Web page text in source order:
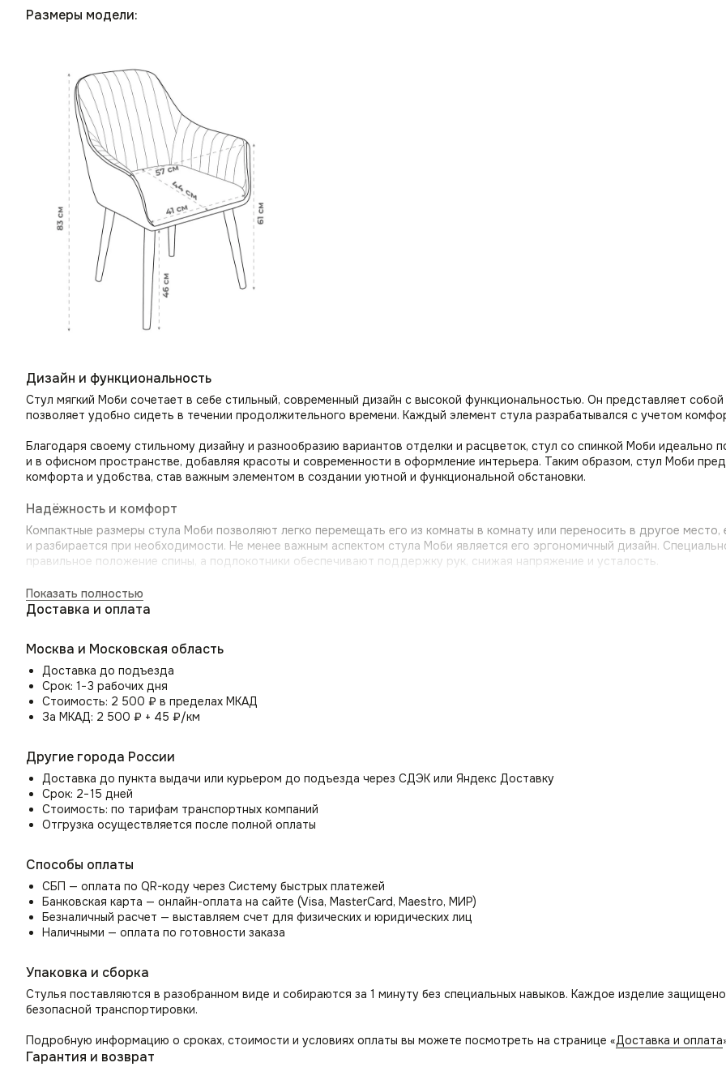
Размеры модели:
Дизайн и функциональность
Стул мягкий Моби сочетает в себе стильный, современный дизайн с высокой функциональностью. Он представляет
позволяет удобно сидеть в течении продолжительного времени. Каждый элемент стула разрабатывался с учетом
Благодаря своему стильному дизайну и разнообразию вариантов отделки и расцветок, стул со спинкой Моби идеально
и в офисном пространстве, добавляя красоты и современности в оформление интерьера. Таким образом, стул Моби
комфорта и удобства, став важным элементом в создании уютной и функциональной обстановки.
Надёжность и комфорт
Компактные размеры стула Моби позволяют легко перемещать его из комнаты в комнату или переносить в другое
и разбирается при необходимости. Не менее важным аспектом стула Моби является его эргономичный дизайн.
правильное положение спины, а подлокотники обеспечивают поддержку рук, снижая напряжение и усталость.
Цельносварной металлический каркас и прочные ножки гарантируют долговечность и выдерживают значительные
сохраняя свой первоначальный вид и оставаясь вашим любимым местом для отдыха и работы.
Практичность и лёгкий уход
велюр легко моется влажной тряпкой и не выгорает на солнце, что делает стулья практичными и удобными в
с детьми и домашними животными, благодаря высокой износостойкости.
Специальное пластиковые заглушки ножек предотвращает царапины на полу, делая стул со спинкой Моби идеальным
Универсальное интерьерное решение
Стул Моби идеально подходит для использования как в домашнем, так и в офисном пространстве, добавляя красоты и
Может служить как дизайнерский стул на кухню и дополнением к обеденному столу, в том числе для кафе и
в гостиную.
элемент декора и место ожидания. В комнате школьника или студента создаст уютную атмосферу для учебы и занятий,
кресло для переговорных, приемных, а также в кабинете руководителя.
Показать полностью
Доставка и оплата
Москва и Московская область
Доставка до подъезда
Срок: 1−3 рабочих дня
Стоимость: 2 500 ₽ в пределах МКАД
За МКАД: 2 500 ₽ + 45 ₽/км
Другие города России
Доставка до пункта выдачи или курьером до подъезда через СДЭК или Яндекс Доставку
Срок: 2−15 дней
Стоимость: по тарифам транспортных компаний
Отгрузка осуществляется после полной оплаты
Способы оплаты
СБП — оплата по QR-коду через Систему быстрых платежей
Банковская карта — онлайн-оплата на сайте (Visa, MasterCard, Maestro, МИР)
Безналичный расчет — выставляем счет для физических и юридических лиц
Наличными — оплата по готовности заказа
Упаковка и сборка
Стулья поставляются в разобранном виде и собираются за 1 минуту без специальных навыков. Каждое изделие
безопасной транспортировки.
Подробную информацию о сроках, стоимости и условиях оплаты вы можете посмотреть на странице «Доставка и оплата
Гарантия и возврат